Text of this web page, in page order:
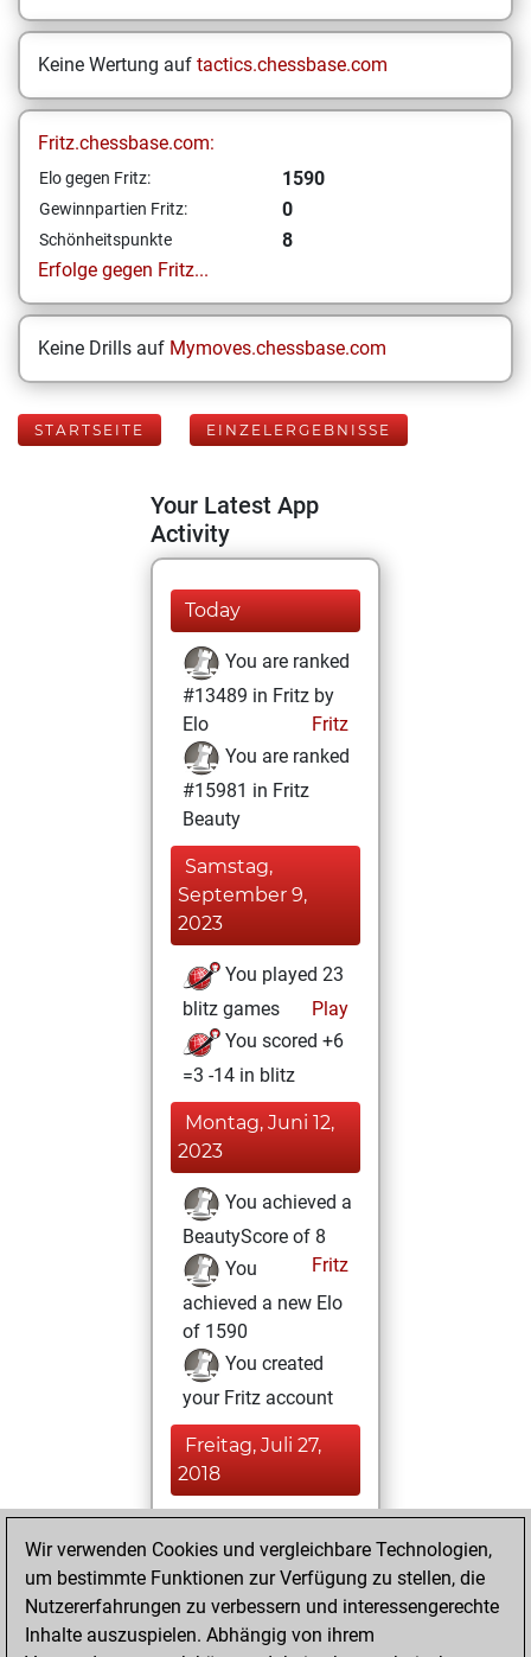
Keine Wertung auf tactics.chessbase.com
Fritz.chessbase.com:
Elo gegen Fritz: 1590
Gewinnpartien Fritz: 0
Schönheitspunkte
8
Erfolge gegen Fritz...
Keine Drills auf Mymoves.chessbase.com
STARTSEITE EINZELERGEBNISSE
Your Latest App
Activity
Today
You are ranked
#13489 in Fritz by
Elo
Fritz
You are ranked
#15981 in Fritz
Beauty
Samstag,
September 9,
2023
You played 23
blitz games
Play
You scored +6
=3 -14 in blitz
Montag, Juni 12,
2023
You achieved a
BeautyScore of 8
Fritz
You
achieved a new Elo
of 1590
You created
your Fritz account
Freitag, Juli 27,
2018
You played 20
slow games
Play
You scored +11
=0 -9 in slow games
Wir verwenden Cookies und vergleichbare Technologien,
um bestimmte Funktionen zur Verfügung zu stellen, die
Nutzererfahrungen zu verbessern und interessengerechte
Inhalte auszuspielen. Abhängig von ihrem